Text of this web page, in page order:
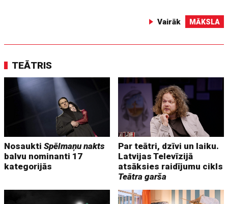
Vairāk MĀKSLA
TEĀTRIS
NosauktiSpēlmaņu nakts
balvu nominanti 17
kategorijās
Par teātri, dzīvi un laiku.
Latvijas Televīzijā
atsāksies raidījumu cikls
Teātra garša